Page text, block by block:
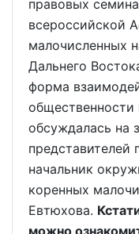
правовых
всероссийской
малочисленных
Дальнего
форма
общественности
обсуждалась на
представителей
начальник
коренных
Евтюхова.